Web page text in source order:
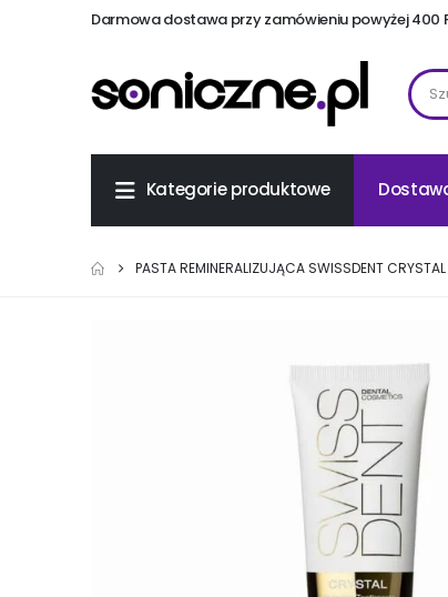
Darmowa dostawa przy zamówieniu powyżej 400
Kategorie produktowe
PASTA REMINERALIZUJĄCA SWISSDENT